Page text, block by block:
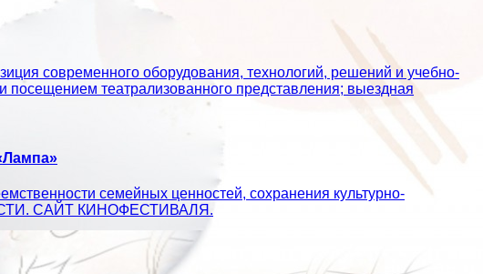
современного оборудования, технологий, решений и учебно-
посещением театрализованного представления; выездная
семейных ценностей, сохранения культурно-
САЙТ КИНОФЕСТИВАЛЯ.